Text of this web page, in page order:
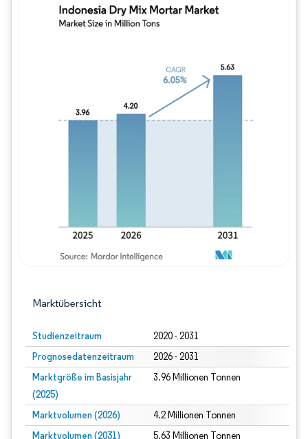
Marktübersicht
Studienzeitraum 2020 - 2031
Prognosedatenzeitraum 2026 - 2031
Marktgröße im Basisjahr
(2025)
3.96 Millionen Tonnen
Marktvolumen (2026) 4.2 Millionen Tonnen
Marktvolumen (2031) 5.63 Millionen Tonnen